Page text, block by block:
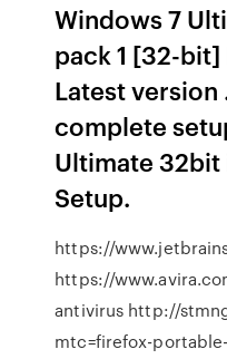
Windows 7
pack 1 [32-
Latest version
complete
Ultimate
Setup.
https://
https://
antivirus http://
mtc=firefox-